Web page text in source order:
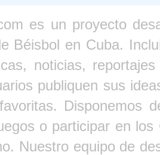
es un proyecto
Béisbol en Cuba.
noticias,
publiquen sus
Disponemos
o participar en
Nuestro equipo de